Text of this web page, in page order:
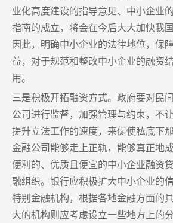
业化高度建设的指导意见、中小企业
指南的成立，将会在今后大大加快我
因此，明确中小企业的法律地位，保
益，对于规范和整改中小企业的融资
用。
三是积极开拓融资方式。政府要对民
公司进行监督，加强管理与约束，不
提升立法工作的速度，来促使私底下
金融公司能够走上正轨，能够真正地
便利的、优质且便宜的中小企业融资
融组织。银行应积极扩大中小企业的
特别金融机构，根据各地金融方面的
大的机构则应考虑设立一些地方上的